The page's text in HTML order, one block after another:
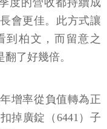
度的營收都持續成
會更佳。此方式讓
到柏文，而留意之
了好幾倍。
增率從負值轉為正
掉廣錠（6441）子